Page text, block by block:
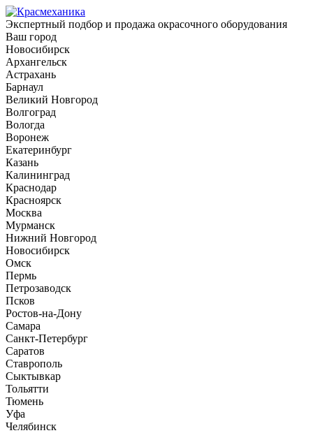
Экспертный подбор и продажа окрасочного оборудования
Ваш город
Новосибирск
Архангельск
Астрахань
Барнаул
Великий Новгород
Волгоград
Вологда
Воронеж
Екатеринбург
Казань
Калининград
Краснодар
Красноярск
Москва
Мурманск
Нижний Новгород
Новосибирск
Омск
Пермь
Петрозаводск
Псков
Ростов-на-Дону
Самара
Санкт-Петербург
Саратов
Ставрополь
Сыктывкар
Тольятти
Тюмень
Уфа
Челябинск